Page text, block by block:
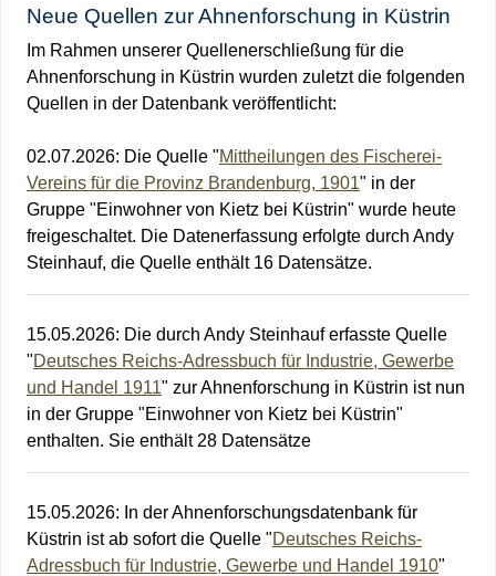
Neue Quellen zur Ahnenforschung in Küstrin
Im Rahmen unserer Quellenerschließung für die
Ahnenforschung in Küstrin wurden zuletzt die folgenden
Quellen in der Datenbank veröffentlicht:
02.07.2026: Die Quelle "Mittheilungen des Fischerei-
Vereins für die Provinz Brandenburg, 1901" in der
Gruppe "Einwohner von Kietz bei Küstrin" wurde heute
freigeschaltet. Die Datenerfassung erfolgte durch Andy
Steinhauf, die Quelle enthält 16 Datensätze.
15.05.2026: Die durch Andy Steinhauf erfasste Quelle
"Deutsches Reichs-Adressbuch für Industrie, Gewerbe
und Handel 1911" zur Ahnenforschung in Küstrin ist nun
in der Gruppe "Einwohner von Kietz bei Küstrin"
enthalten. Sie enthält 28 Datensätze
15.05.2026: In der Ahnenforschungsdatenbank für
Küstrin ist ab sofort die Quelle "Deutsches Reichs-
Adressbuch für Industrie, Gewerbe und Handel 1910"